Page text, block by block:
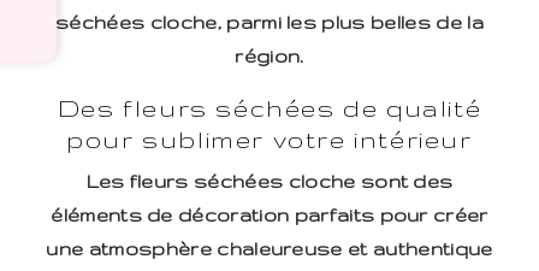
séchées cloche, parmi les plus belles de la
région.
Des fleurs séchées de qualité
pour sublimer votre intérieur
Les fleurs séchées cloche sont des
éléments de décoration parfaits pour créer
une atmosphère chaleureuse et authentique